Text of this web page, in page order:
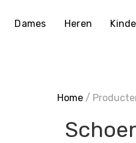
Dames Heren
Home/